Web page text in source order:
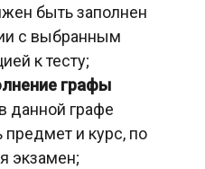
быть заполнен
с выбранным
к тесту;
графы
данной графе
предмет и курс, по
экзамен;